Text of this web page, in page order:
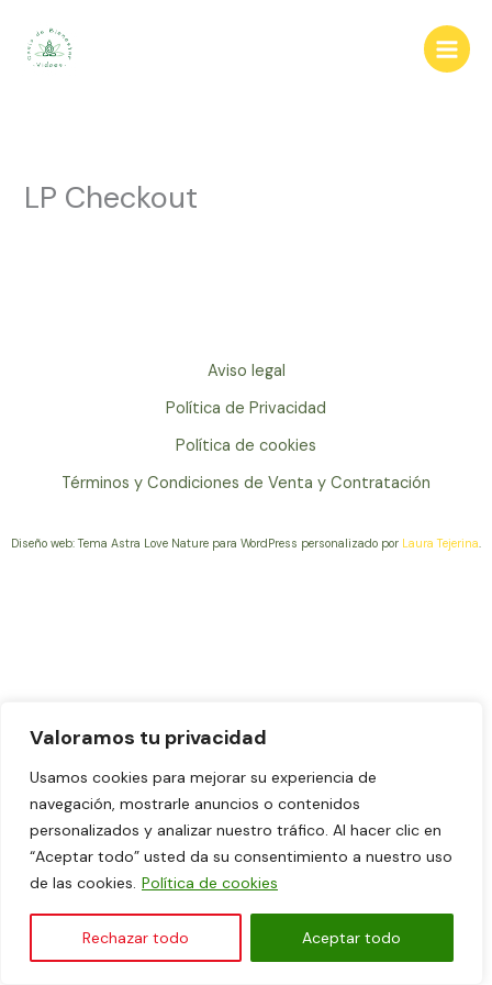
Valoramos tu privacidad
Usamos cookies para mejorar su experiencia de
navegación, mostrarle anuncios o contenidos
personalizados y analizar nuestro tráfico. Al hacer clic en
“Aceptar todo” usted da su consentimiento a nuestro uso
de las cookies. Política de cookies
Rechazar todo Aceptar todo
contenido
LP Checkout
Aviso legal
Política de Privacidad
Política de cookies
Términos y Condiciones de Venta y Contratación
Diseño web: Tema Astra Love Nature para WordPress personalizado por Laura Tejerina.